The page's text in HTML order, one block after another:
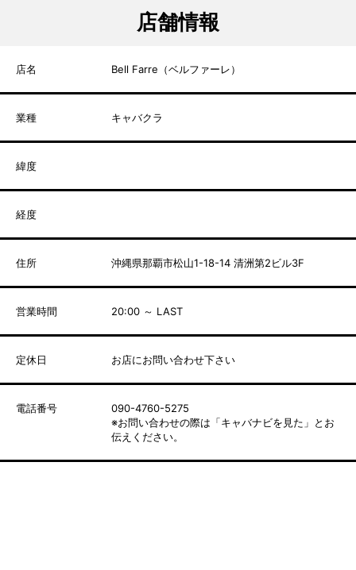
店舗情報
店名 Bell Farre（ベルファーレ）
業種 キャバクラ
緯度
経度
住所 沖縄県那覇市松山1-18-14 清洲第2ビル3F
営業時間 20:00 ～ LAST
定休日 お店にお問い合わせ下さい
電話番号
090-4760-5275
※お問い合わせの際は「キャバナビを見た」とお
伝えください。